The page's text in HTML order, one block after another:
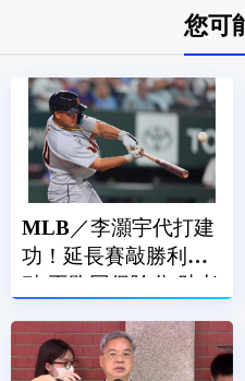
您可
MLB／李灝宇代打建
功！延長賽敲勝利打
點.再跑回保險分 助老